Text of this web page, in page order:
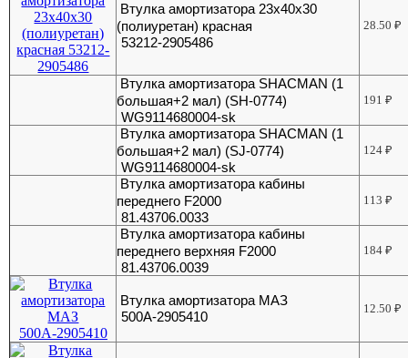
Втулка амортизатора 23х40х30
(полиуретан) красная
53212-2905486
28.50₽
Втулка амортизатора SHACMAN (1
большая+2 мал) (SH-0774)
WG9114680004-sk
191₽
Втулка амортизатора SHACMAN (1
большая+2 мал) (SJ-0774)
WG9114680004-sk
124₽
Втулка амортизатора кабины
переднего F2000
81.43706.0033
113₽
Втулка амортизатора кабины
переднего верхняя F2000
81.43706.0039
184₽
Втулка амортизатора МАЗ
500А-2905410
12.50₽